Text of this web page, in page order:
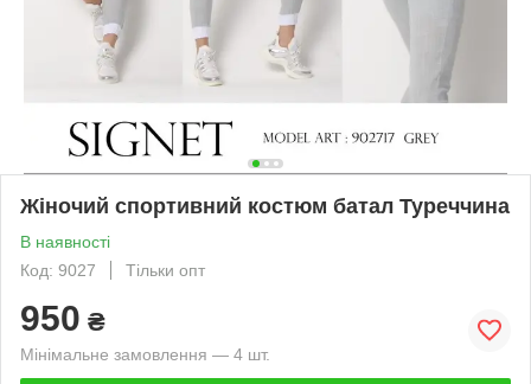
Жіночий спортивний костюм батал Туреччина
В наявності
Код: 9027
Тільки опт
950 ₴
Мінімальне замовлення — 4 шт.